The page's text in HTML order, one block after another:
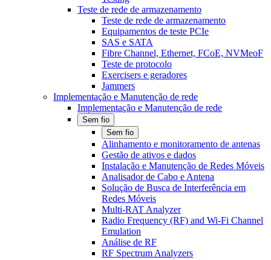
Teste de rede de armazenamento
Teste de rede de armazenamento
Equipamentos de teste PCIe
SAS e SATA
Fibre Channel, Ethernet, FCoE, NVMeoF
Teste de protocolo
Exercisers e geradores
Jammers
Implementação e Manutenção de rede
Implementação e Manutenção de rede
Sem fio
Sem fio
Alinhamento e monitoramento de antenas
Gestão de ativos e dados
Instalação e Manutenção de Redes Móveis
Analisador de Cabo e Antena
Solução de Busca de Interferência em
Redes Móveis
Multi-RAT Analyzer
Radio Frequency (RF) and Wi-Fi Channel
Emulation
Análise de RF
RF Spectrum Analyzers